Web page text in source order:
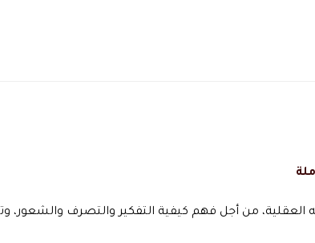
من أجل فهم كيفية التفكير والتصرف والشعور،